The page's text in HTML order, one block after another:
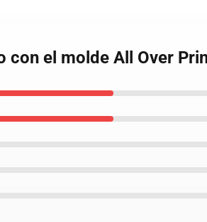
el molde All Over